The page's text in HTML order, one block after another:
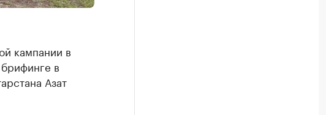
кампании в
в
Азат